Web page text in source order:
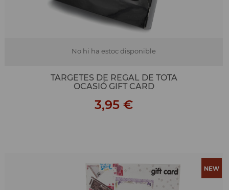
No hi ha estoc disponible
TARGETES DE REGAL DE TOTA
OCASIÓ GIFT CARD
3,95 €